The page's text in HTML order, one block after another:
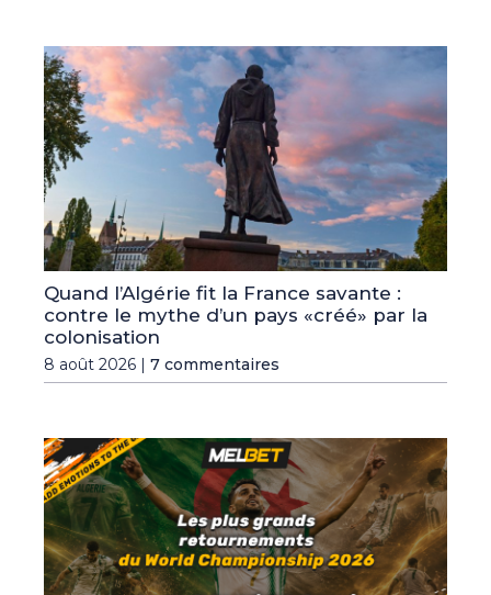
Quand l’Algérie fit la France savante :
contre le mythe d’un pays «créé» par la
colonisation
8 août 2026 | 7 commentaires